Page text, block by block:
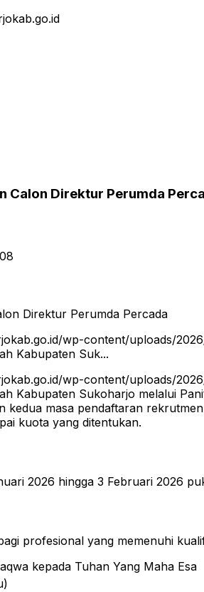
Calon Direktur Perumda
wp-content/uploads/
Kabupaten Suk...
wp-content/uploads/
Kabupaten Sukoharjo melalui
kedua masa pendaftaran
kuota yang ditentukan.
2026 hingga 3 Februari 2026
profesional yang memenuhi
kepada Tuhan Yang Maha Esa